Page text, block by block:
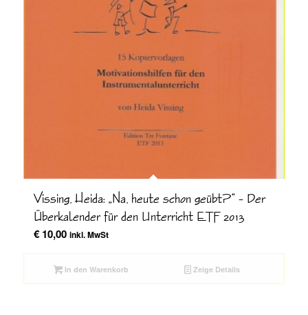
Vissing, Heida: „Na, heute schon geübt?“ – Der
Überkalender für den Unterricht ETF 2013
€10,00 inkl. MwSt
In den Warenkorb Zeige Details